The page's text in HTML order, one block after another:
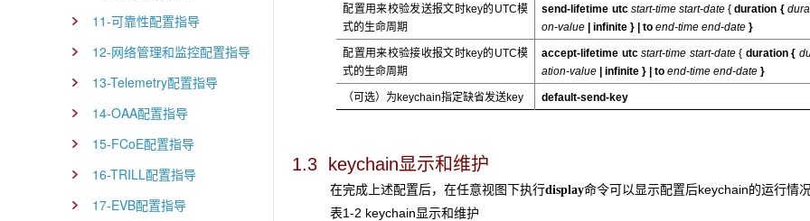
11-可靠性配置指导
12-网络管理和监控配置指导
13-Telemetry配置指导
14-OAA配置指导
15-FCoE配置指导
16-TRILL配置指导
17-EVB配置指导
配置用来校验发送报文时key的UTC模
式的生命周期
send-lifetime utc start-time start-date {duration {
on-value | infinite } | toend-time end-date }
配置用来校验接收报文时key的UTC模
式的生命周期
accept-lifetime utcstart-time start-date { duration {
ation-value |infinite } |toend-time end-date }
（可选）为keychain指定缺省发送key default-send-key
1.3 keychain显示和维护
在完成上述配置后，在任意视图下执行display命令可以显示配置后keychain的运行情
表1-2 keychain显示和维护